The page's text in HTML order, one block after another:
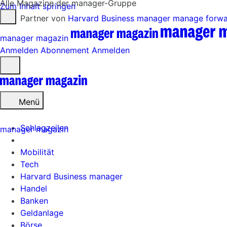
Zum Inhalt springen
Partner von Harvard Business manager manage
manager magazin
Anmelden Abonnement Anmelden
öffnen
Menü
Schlagzeilen
Mobilität
Tech
Harvard Business manager
Handel
Banken
Geldanlage
Börse
Alle Magazine der manager-Gruppe
manager magazin